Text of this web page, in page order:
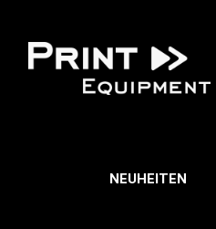
NEUHEITEN